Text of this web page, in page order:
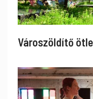
Városzöldítő